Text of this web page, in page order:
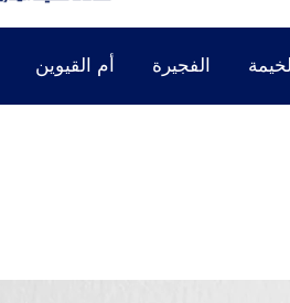
الفجيرة أم القيوين